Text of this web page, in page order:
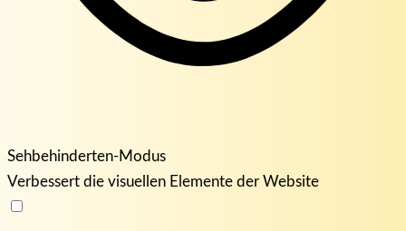
Sehbehinderten-Modus
Verbessert die visuellen Elemente der Website